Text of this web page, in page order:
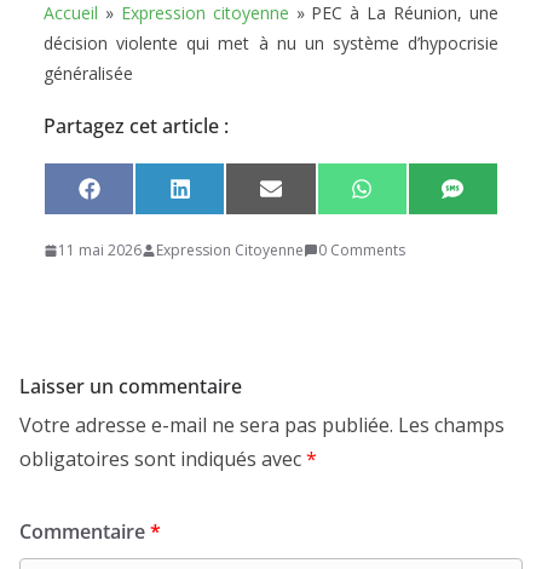
Accueil » Expression citoyenne » PEC à La Réunion, une
décision violente qui met à nu un système d’hypocrisie
généralisée
Partagez cet article :
Share
on
F
a
e
Share
on
L
i
k
Share
on
E
m
i
Share
on
W
h
t
Share
on
S
M
11 mai 2026 Expression Citoyenne 0 Comments
Laisser un commentaire
Votre adresse e-mail ne sera pas publiée. Les champs
obligatoires sont indiqués avec*
Commentaire*